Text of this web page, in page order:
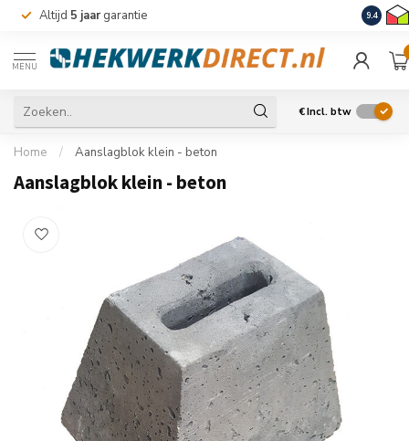
Altijd 5 jaargarantie 9.4
MENU
€Incl. btw
Home / Aanslagblok klein - beton
Aanslagblok klein - beton